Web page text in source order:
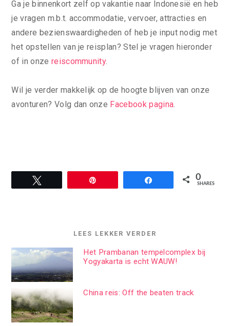
Ga je binnenkort zelf op vakantie naar Indonesië en heb
je vragen m.b.t. accommodatie, vervoer, attracties en
andere bezienswaardigheden of heb je input nodig met
het opstellen van je reisplan? Stel je vragen hieronder
of in onze reiscommunity.
Wil je verder makkelijk op de hoogte blijven van onze
avonturen? Volg dan onze Facebook pagina.
0
SHARES
LEES LEKKER VERDER
Het Prambanan tempelcomplex bij
Yogyakarta is echt WAUW!
China reis: Off the beaten track